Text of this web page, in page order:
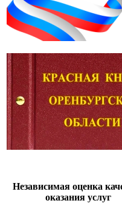
Независимая оценка
оказания услуг